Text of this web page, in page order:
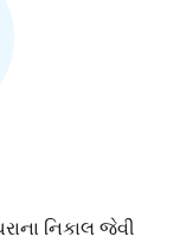
નિકાલ જેવી